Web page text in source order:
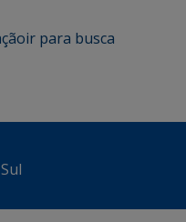
ir para busca